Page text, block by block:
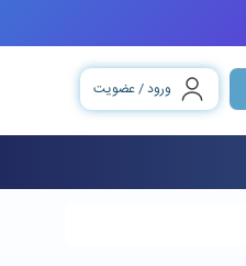
ورود / عضویت